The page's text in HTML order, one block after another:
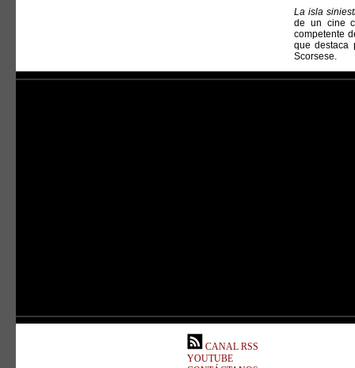
La isla
de un cine
competente
que destaca
Scorsese.
CANAL RSS
YOUTUBE